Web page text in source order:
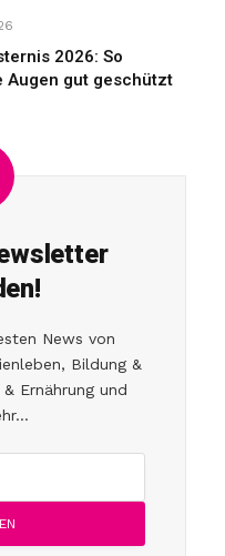
2026: So
Augen gut geschützt
News von
Bildung &
Ernährung und